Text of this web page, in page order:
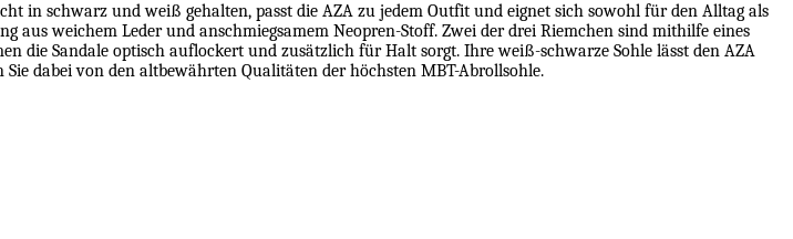
in schwarz und weiß gehalten, passt die AZA zu jedem Outfit und eignet sich sowohl für den Alltag als
aus weichem Leder und anschmiegsamem Neopren-Stoff. Zwei der drei Riemchen sind mithilfe eines
die Sandale optisch auflockert und zusätzlich für Halt sorgt. Ihre weiß-schwarze Sohle lässt den AZA
dabei von den altbewährten Qualitäten der höchsten MBT-Abrollsohle.